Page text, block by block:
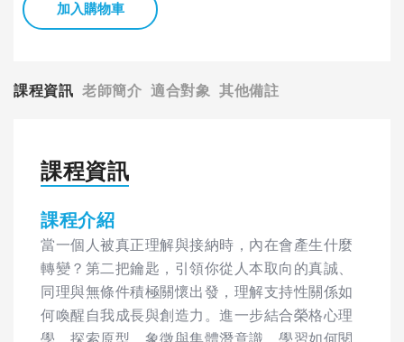
加入購物車
課程資訊 老師簡介 適合對象 其他備註
課程資訊
課程介紹
當一個人被真正理解與接納時，內在會產生什麼
轉變？第二把鑰匙，引領你從人本取向的真誠、
同理與無條件積極關懷出發，理解支持性關係如
何喚醒自我成長與創造力。進一步結合榮格心理
學，探索原型、象徵與集體潛意識，學習如何閱